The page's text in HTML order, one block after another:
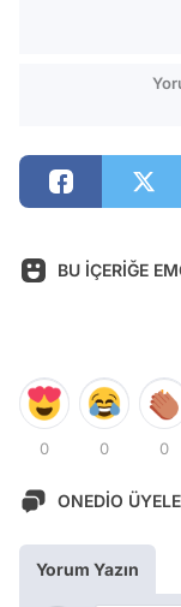
BU İÇERİĞE
0 0 0
ONEDİO
Yorum Yazın